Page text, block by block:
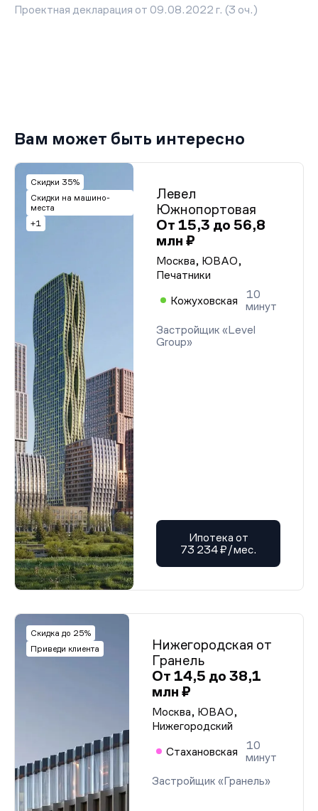
Проектная декларация от 09.08.2022 г. (3 оч.)
Вам может быть интересно
Скидки 35%
Скидки на машино-
места
+1
Левел
Южнопортовая
От 15,3 до 56,8
млн ₽
Москва, ЮВАО,
Печатники
Кожуховская
10
минут
Застройщик «Level
Group»
Ипотека от
73 234 ₽/мес.
Скидка до 25%
Приведи клиента
Нижегородская от
Гранель
От 14,5 до 38,1
млн ₽
Москва, ЮВАО,
Нижегородский
Стахановская
10
минут
Застройщик «Гранель»